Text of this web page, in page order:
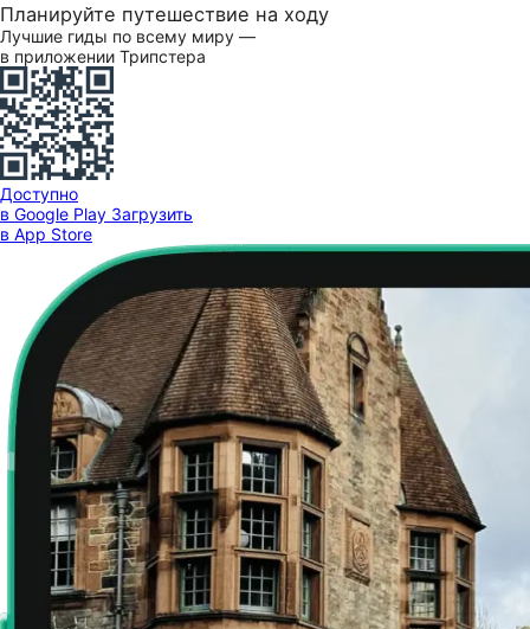
Планируйте путешествие на ходу
Лучшие гиды по всему миру —
в приложении Трипстера
Доступно
в Google Play Загрузить
в App Store